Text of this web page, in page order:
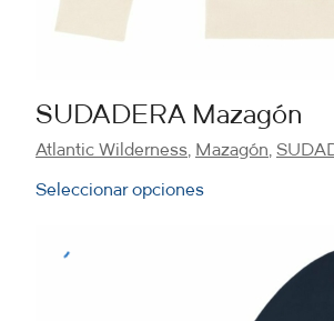
SUDADERA Mazagón
Atlantic Wilderness, Mazagón,
Seleccionar opciones